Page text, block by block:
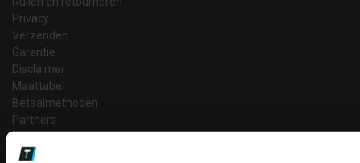
Privacy
Verzenden
Garantie
Disclaimer
Maattabel
Betaalmethoden
Partners
Makkelijk shoppen